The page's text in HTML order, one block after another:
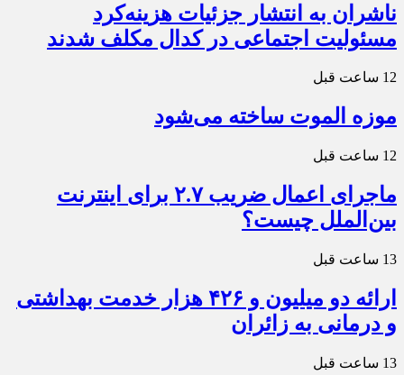
ناشران به انتشار جزئیات هزینه‌کرد
مسئولیت اجتماعی در کدال مکلف شدند
12 ساعت قبل
موزه الموت ساخته می‌شود
12 ساعت قبل
ماجرای اعمال ضریب ۲.۷ برای اینترنت
بین‌الملل چیست؟
13 ساعت قبل
ارائه دو میلیون و ۴۲۶ هزار خدمت بهداشتی
و درمانی به زائران
13 ساعت قبل